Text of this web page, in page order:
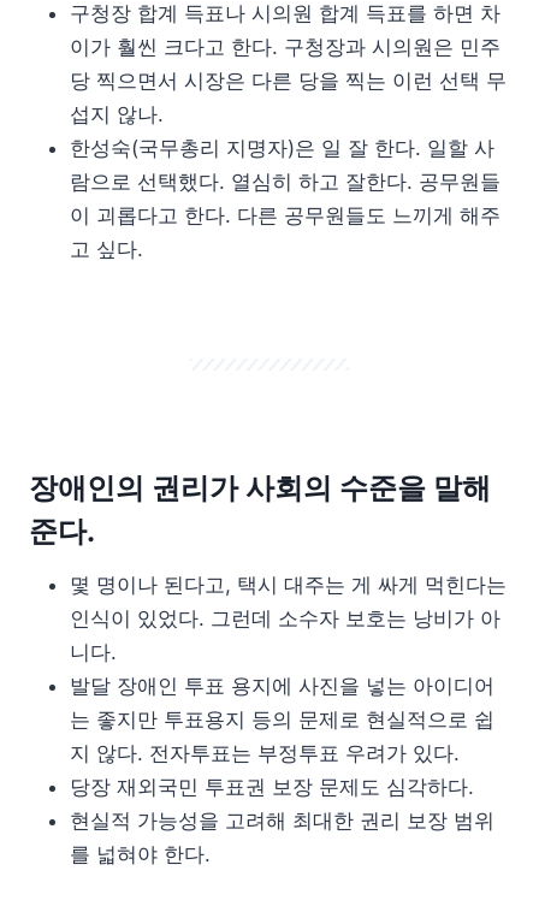
구청장 합계 득표나 시의원 합계 득표를 하면 차
이가 훨씬 크다고 한다. 구청장과 시의원은 민주
당 찍으면서 시장은 다른 당을 찍는 이런 선택 무
섭지 않나.
한성숙(국무총리 지명자)은 일 잘 한다. 일할 사
람으로 선택했다. 열심히 하고 잘한다. 공무원들
이 괴롭다고 한다. 다른 공무원들도 느끼게 해주
고 싶다.
장애인의 권리가 사회의 수준을 말해
준다.
몇 명이나 된다고, 택시 대주는 게 싸게 먹힌다는
인식이 있었다. 그런데 소수자 보호는 낭비가 아
니다.
발달 장애인 투표 용지에 사진을 넣는 아이디어
는 좋지만 투표용지 등의 문제로 현실적으로 쉽
지 않다. 전자투표는 부정투표 우려가 있다.
당장 재외국민 투표권 보장 문제도 심각하다.
현실적 가능성을 고려해 최대한 권리 보장 범위
를 넓혀야 한다.